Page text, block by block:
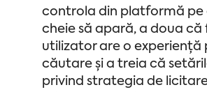
controla din platformă pe
cheie să apară, a doua că
utilizator are o experiență
căutare și a treia că
privind strategia de